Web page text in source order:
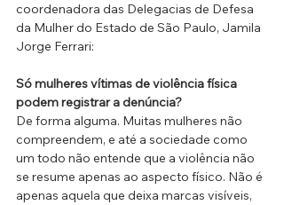
coordenadora das Delegacias de Defesa
da Mulher do Estado de São Paulo, Jamila
Jorge Ferrari:
Só mulheres vítimas de violência física
podem registrar a denúncia?
De forma alguma. Muitas mulheres não
compreendem, e até a sociedade como
um todo não entende que a violência não
se resume apenas ao aspecto físico. Não é
apenas aquela que deixa marcas visíveis,